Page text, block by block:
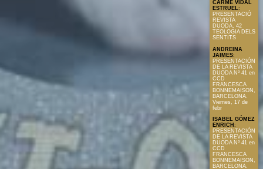
CARME VIDAL
ESTRUEL:
PRESENTACIÓ
REVISTA
DUODA, 42
TEOLOGIA DELS
SENTITS
ANDREINA
JAIMES:
PRESENTACIÓN
DE LA REVISTA
DUODA Nº 41 en
CCD
FRANCESCA
BONNEMAISON,
BARCELONA.
Viernes, 17 de
febr
ISABEL GÓMEZ
ENRICH :
PRESENTACIÓN
DE LA REVISTA
DUODA Nº 41 en
CCD
FRANCESCA
BONNEMAISON,
BARCELONA.